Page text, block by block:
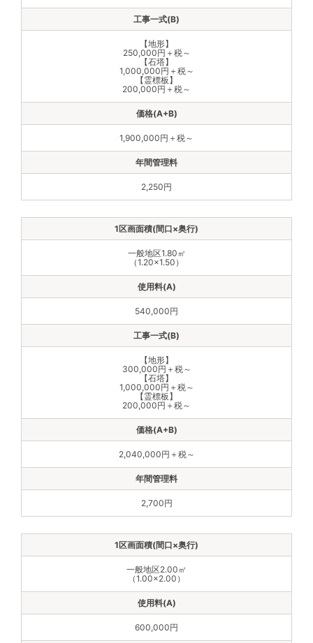
【地形】
250,000円＋税～
【石塔】
1,000,000円＋税～
【霊標板】
200,000円＋税～
1,900,000円＋税～
2,250円
一般地区1.80㎡
（1.20×1.50）
540,000円
【地形】
300,000円＋税～
【石塔】
1,000,000円＋税～
【霊標板】
200,000円＋税～
2,040,000円＋税～
2,700円
一般地区2.00㎡
（1.00×2.00）
600,000円